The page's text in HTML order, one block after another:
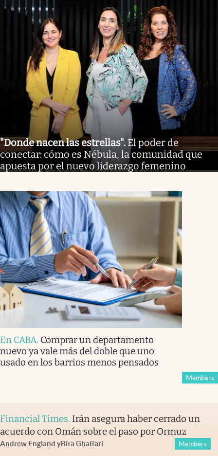
"Donde nacen las estrellas". El poder de
conectar: cómo es Nébula, la comunidad que
apuesta por el nuevo liderazgo femenino
En CABA. Comprar un departamento
nuevo ya vale más del doble que uno
usado en los barrios menos pensados
Members
Financial Times. Irán asegura haber cerrado un
acuerdo con Omán sobre el paso por Ormuz
Andrew England yBita Ghaffari Members